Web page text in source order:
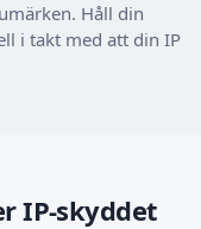
Håll din
i takt med att din IP
IP-skyddet